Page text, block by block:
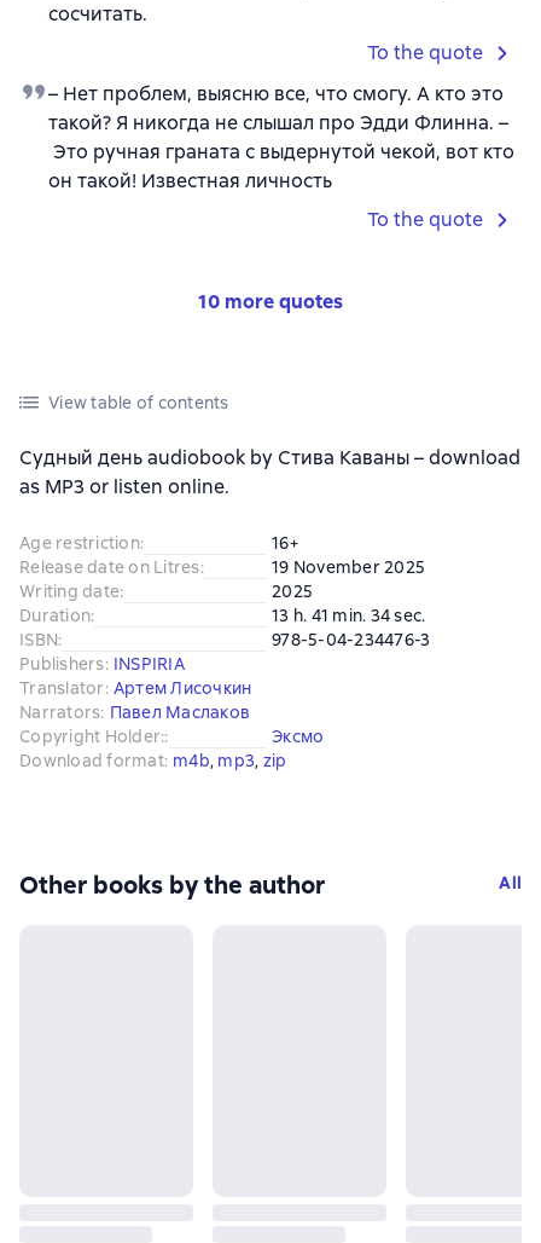
сосчитать.
To the quote
– Нет проблем, выясню все, что смогу. А кто это
такой? Я никогда не слышал про Эдди Флинна. –
Это ручная граната с выдернутой чекой, вот кто
он такой! Известная личность
To the quote
10 more quotes
View table of contents
Судный день audiobook by Стива Каваны – download
as MP3 or listen online.
Age restriction:
16+
Release date on Litres:
19 November 2025
Writing date:
2025
Duration:
13 h. 41 min. 34 sec.
ISBN:
978-5-04-234476-3
Publishers: INSPIRIA
Translator: Артем Лисочкин
Narrators: Павел Маслаков
Copyright Holder::
Эксмо
Download format: m4b, mp3, zip
Other books by the author All